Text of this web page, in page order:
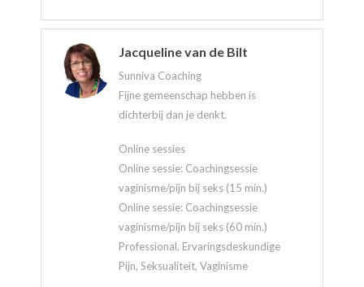
Jacqueline van de Bilt
Sunniva Coaching
Fijne gemeenschap hebben is
dichterbij dan je denkt.
Online sessies
Online sessie: Coachingsessie
vaginisme/pijn bij seks (15 min.)
Online sessie: Coachingsessie
vaginisme/pijn bij seks (60 min.)
Professional, Ervaringsdeskundige
Pijn, Seksualiteit, Vaginisme